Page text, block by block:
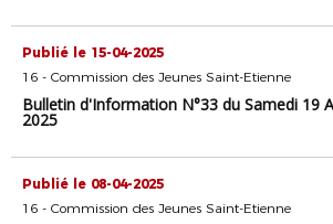
Publié le 15-04-2025
16 - Commission des Jeunes Saint-Etienne
Bulletin d'Information N°33 du Samedi 19
2025
Publié le 08-04-2025
16 - Commission des Jeunes Saint-Etienne